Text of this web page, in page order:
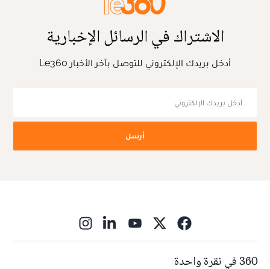
الاشتراك في الرسائل الإخبارية
أدخل بريدك الإلكتروني للتوصل بآخر الأخبار Le360
أرسل
360 في نقرة واحدة